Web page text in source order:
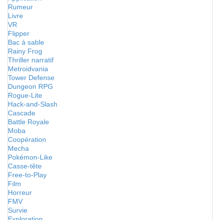
Rumeur
Livre
VR
Flipper
Bac à sable
Rainy Frog
Thriller narratif
Metroidvania
Tower Defense
Dungeon RPG
Rogue-Lite
Hack-and-Slash
Cascade
Battle Royale
Moba
Coopération
Mecha
Pokémon-Like
Casse-tête
Free-to-Play
Film
Horreur
FMV
Survie